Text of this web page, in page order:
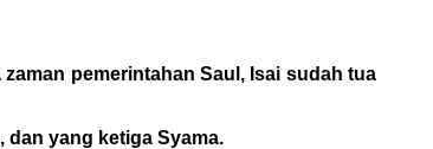
pemerintahan Saul, Isai sudah tua
dan yang ketiga Syama.